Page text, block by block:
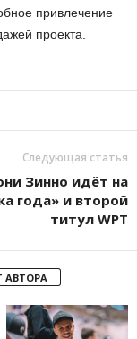
привлечение
проекта.
Следующая статья
Зинно идёт на
года» и второй
титул WPT
АВТОРА